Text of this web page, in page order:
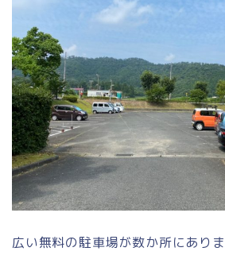
広い無料の駐車場が数か所にありま